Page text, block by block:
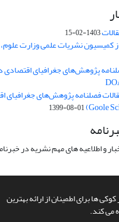
ها برای اطمینان از ارائه بهترین
می کند.
1403-02-15
کمیسیون نشریات علمی وزارت
پژوهش‌های جغرافیای اقتصادی در
فصلنامه پژوهش‌های جغرافیای
1399-08-01
و اطلاعیه های مهم نشریه در